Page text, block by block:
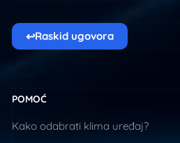
↩Raskid ugovora
POMOĆ
Kako odabrati klima uređaj?